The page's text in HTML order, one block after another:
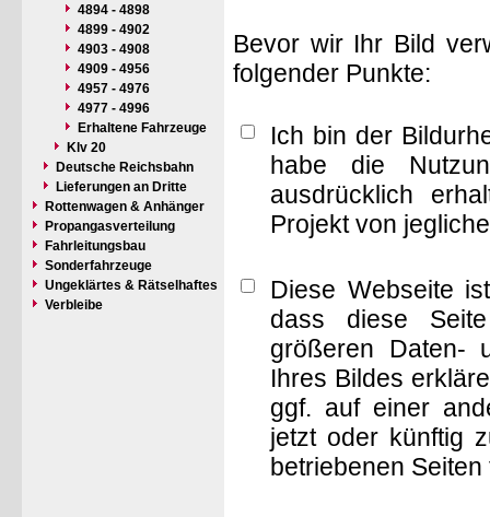
4894 - 4898
4899 - 4902
4903 - 4908
4909 - 4956
4957 - 4976
4977 - 4996
Erhaltene Fahrzeuge
Klv 20
Deutsche Reichsbahn
Lieferungen an Dritte
Rottenwagen & Anhänger
Propangasverteilung
Fahrleitungsbau
Sonderfahrzeuge
Ungeklärtes & Rätselhaftes
Verbleibe
Bevor wir Ihr Bild
folgender Punkte:
Ich bin der
habe die
ausdrücklich
Projekt von
Diese Webseite
dass diese
größeren Daten-
Ihres Bildes
ggf. auf einer
jetzt oder künftig
betriebenen